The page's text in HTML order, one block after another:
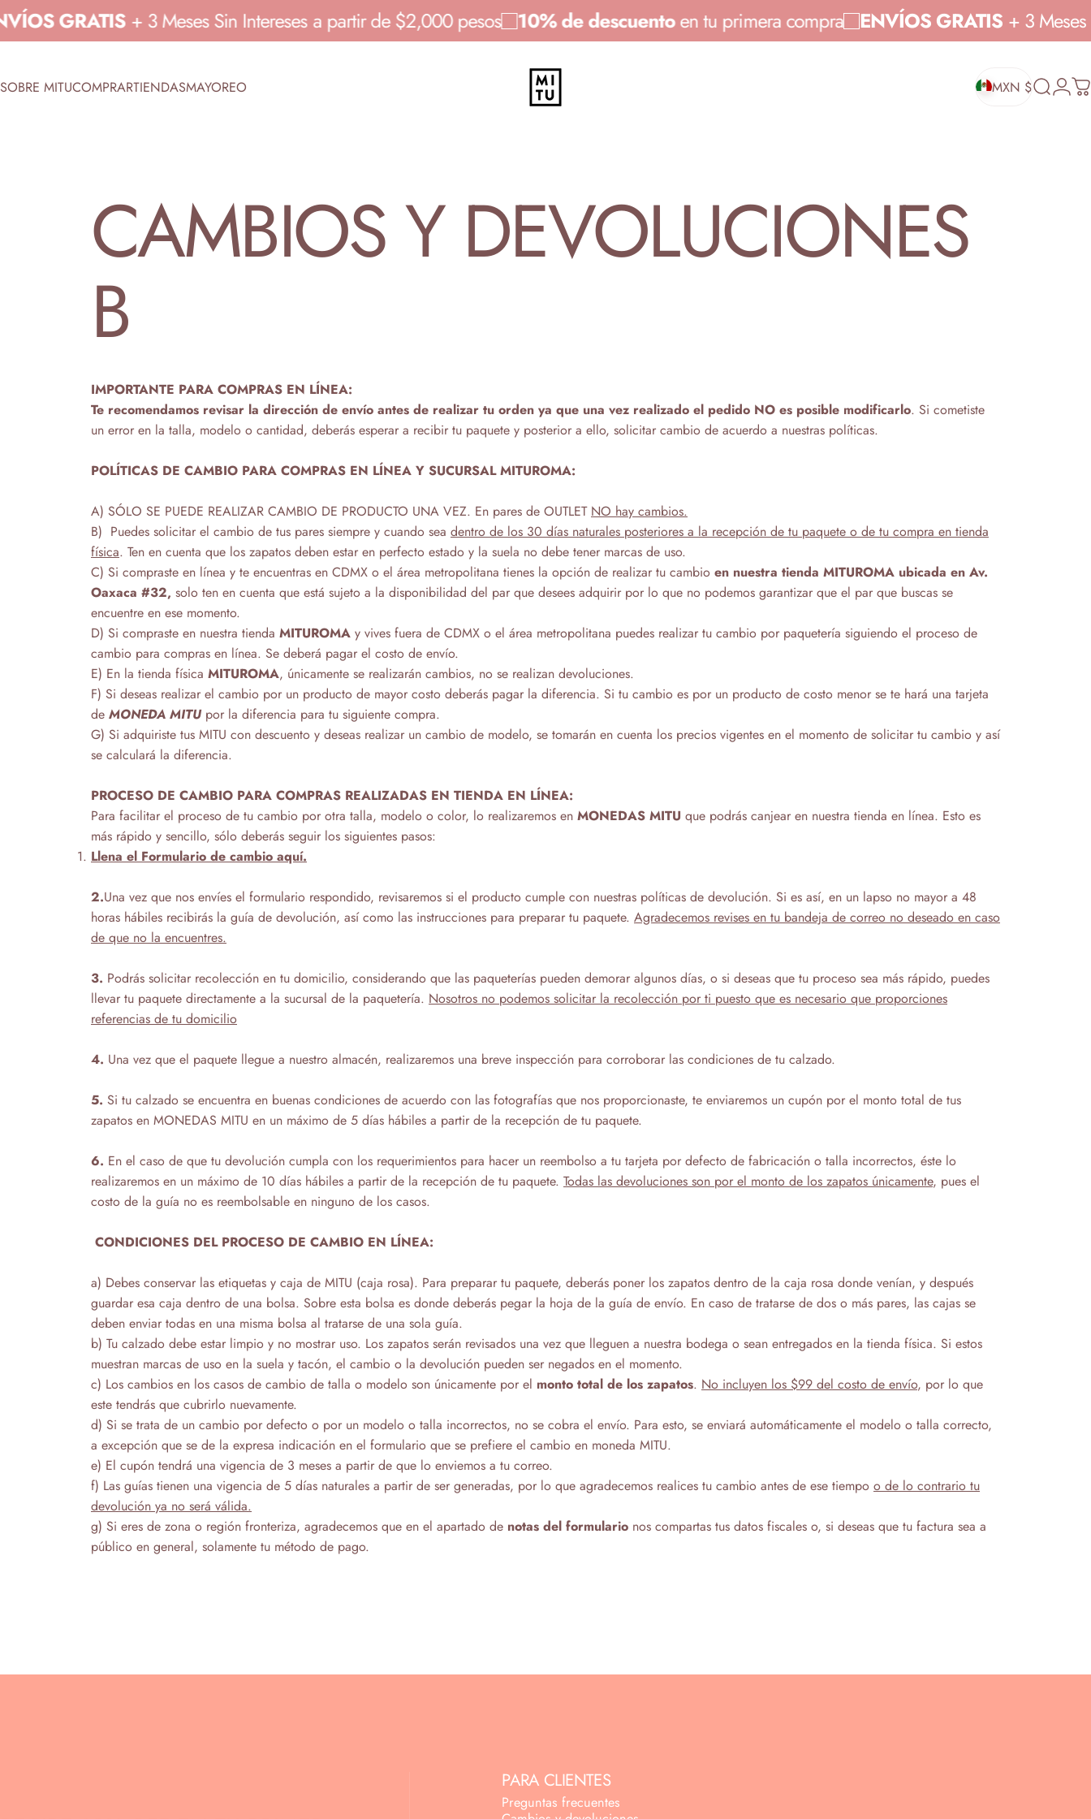
Ir directamente al contenido
ENVÍOS GRATIS+ 3 Meses Sin Intereses a partir de $2,000 pesos 10% de descuentoen tu primera compra ENVÍOS GRATIS + 3
SOBRE MITUCOMPRARTIENDASMAYOREO MITU Calzado MXN $ Buscar
CAMBIOSY DEVOLUCIONES
B
IMPORTANTE PARA COMPRAS EN LÍNEA:
Te recomendamos revisar la dirección de envío antes de realizar tu orden ya que una vez realizado el pedido NO es posible modificarlo. Si cometiste
un error en la talla, modelo o cantidad, deberás esperar a recibir tu paquete y posterior a ello, solicitar cambio de acuerdo a nuestras políticas.
POLÍTICAS DE CAMBIO PARA COMPRAS EN LÍNEA Y SUCURSAL MITUROMA:
A) SÓLO SE PUEDE REALIZAR CAMBIO DE PRODUCTO UNA VEZ. En pares de OUTLET NO hay cambios.
B) Puedes solicitar el cambio de tus pares siempre y cuando sea dentro de los 30 días naturales posteriores a la recepción de tu paquete o de tu compra en tienda
física. Ten en cuenta que los zapatos deben estar en perfecto estado y la suela no debe tener marcas de uso.
C) Si compraste en línea y te encuentras en CDMX o el área metropolitana tienes la opción de realizar tu cambio en nuestra tienda MITUROMA ubicada en Av.
Oaxaca #32, solo ten en cuenta que está sujeto a la disponibilidad del par que desees adquirir por lo que no podemos garantizar que el par que buscas se
encuentre en ese momento.
D) Si compraste en nuestra tienda MITUROMA y vives fuera de CDMX o el área metropolitana puedes realizar tu cambio por paquetería siguiendo el proceso de
cambio para compras en línea. Se deberá pagar el costo de envío.
E) En la tienda física MITUROMA, únicamente se realizarán cambios, no se realizan devoluciones.
F) Si deseas realizar el cambio por un producto de mayor costo deberás pagar la diferencia. Si tu cambio es por un producto de costo menor se te hará una tarjeta
de MONEDA MITUpor la diferencia para tu siguiente compra.
G) Si adquiriste tus MITU con descuento y deseas realizar un cambio de modelo, se tomarán en cuenta los precios vigentes en el momento de solicitar tu cambio y así
se calculará la diferencia.
PROCESO DE CAMBIO PARA COMPRAS REALIZADAS EN TIENDA EN LÍNEA:
Para facilitar el proceso de tu cambio por otra talla, modelo o color, lo realizaremos en MONEDAS MITU que podrás canjear en nuestra tienda en línea. Esto es
más rápido y sencillo, sólo deberás seguir los siguientes pasos:
Llena el Formulario de cambio aquí.
2.Una vez que nos envíes el formulario respondido, revisaremos si el producto cumple con nuestras políticas de devolución. Si es así, en un lapso no mayor a 48
horas hábiles recibirás la guía de devolución, así como las instrucciones para preparar tu paquete. Agradecemos revises en tu bandeja de correo no deseado en caso
de que no la encuentres.
3. Podrás solicitar recolección en tu domicilio, considerando que las paqueterías pueden demorar algunos días, o si deseas que tu proceso sea más rápido, puedes
llevar tu paquete directamente a la sucursal de la paquetería. Nosotros no podemos solicitar la recolección por ti puesto que es necesario que proporciones
referencias de tu domicilio
4. Una vez que el paquete llegue a nuestro almacén, realizaremos una breve inspección para corroborar las condiciones de tu calzado.
5. Si tu calzado se encuentra en buenas condiciones de acuerdo con las fotografías que nos proporcionaste, te enviaremos un cupón por el monto total de tus
zapatos en MONEDAS MITU en un máximo de 5 días hábiles a partir de la recepción de tu paquete.
6. En el caso de que tu devolución cumpla con los requerimientos para hacer un reembolso a tu tarjeta por defecto de fabricación o talla incorrectos, éste lo
realizaremos en un máximo de 10 días hábiles a partir de la recepción de tu paquete. Todas las devoluciones son por el monto de los zapatos únicamente, pues el
costo de la guía no es reembolsable en ninguno de los casos.
CONDICIONES DEL PROCESO DE CAMBIO EN LÍNEA:
a) Debes conservar las etiquetas y caja de MITU (caja rosa). Para preparar tu paquete, deberás poner los zapatos dentro de la caja rosa donde venían, y después
guardar esa caja dentro de una bolsa. Sobre esta bolsa es donde deberás pegar la hoja de la guía de envío. En caso de tratarse de dos o más pares, las cajas se
deben enviar todas en una misma bolsa al tratarse de una sola guía.
b) Tu calzado debe estar limpio y no mostrar uso. Los zapatos serán revisados una vez que lleguen a nuestra bodega o sean entregados en la tienda física. Si estos
muestran marcas de uso en la suela y tacón, el cambio o la devolución pueden ser negados en el momento.
c) Los cambios en los casos de cambio de talla o modelo son únicamente por el monto total de los zapatos. No incluyen los $99 del costo de envío, por lo que
este tendrás que cubrirlo nuevamente.
d) Si se trata de un cambio por defecto o por un modelo o talla incorrectos, no se cobra el envío. Para esto, se enviará automáticamente el modelo o talla correcto,
a excepción que se de la expresa indicación en el formulario que se prefiere el cambio en moneda MITU.
e) El cupón tendrá una vigencia de 3 meses a partir de que lo enviemos a tu correo.
f) Las guías tienen una vigencia de 5 días naturales a partir de ser generadas, por lo que agradecemos realices tu cambio antes de ese tiempo o de lo contrario tu
devolución ya no será válida.
g) Si eres de zona o región fronteriza, agradecemos que en el apartado de notas del formulario nos compartas tus datos fiscales o, si deseas que tu factura sea a
público en general, solamente tu método de pago.
PARA CLIENTES
Preguntas frecuentes